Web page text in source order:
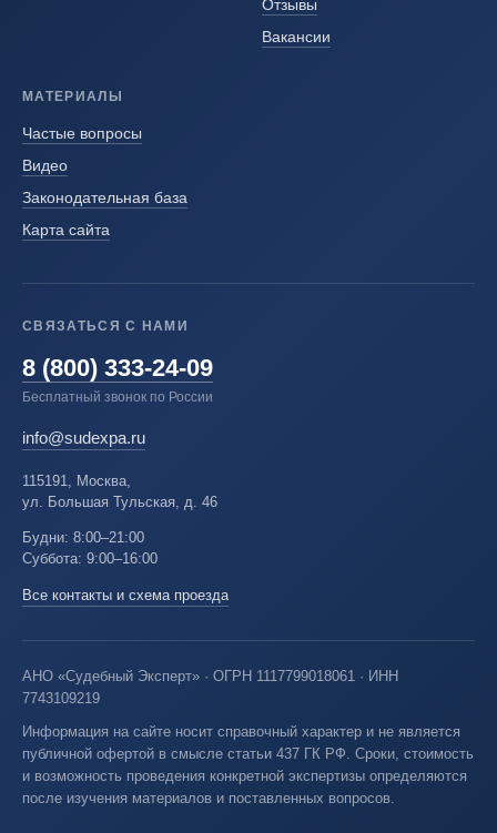
Отзывы
Вакансии
МАТЕРИАЛЫ
Частые вопросы
Видео
Законодательная база
Карта сайта
СВЯЗАТЬСЯ С НАМИ
8 (800) 333-24-09
Бесплатный звонок по России
info@sudexpa.ru
115191, Москва,
ул. Большая Тульская, д. 46
Будни: 8:00–21:00
Суббота: 9:00–16:00
Все контакты и схема проезда
АНО «Судебный Эксперт» · ОГРН 1117799018061 · ИНН
7743109219
Информация на сайте носит справочный характер и не является
публичной офертой в смысле статьи 437 ГК РФ. Сроки, стоимость
и возможность проведения конкретной экспертизы определяются
после изучения материалов и поставленных вопросов.